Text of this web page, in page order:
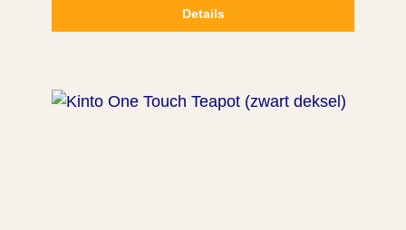
Details